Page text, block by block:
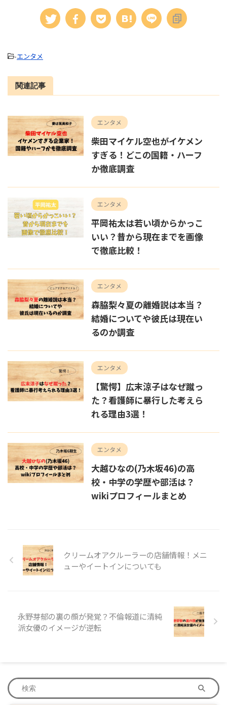
-エンタメ
関連記事
エンタメ
柴田マイケル空也がイケメン
すぎる！どこの国籍・ハーフ
か徹底調査
エンタメ
平岡祐太は若い頃からかっこ
いい？昔から現在までを画像
で徹底比較！
エンタメ
森脇梨々夏の離婚説は本当？
結婚についてや彼氏は現在い
るのか調査
エンタメ
【驚愕】広末涼子はなぜ蹴っ
た？看護師に暴行した考えら
れる理由3選！
エンタメ
大越ひなの(乃木坂46)の高
校・中学の学歴や部活は？
wikiプロフィールまとめ
クリームオアクルーラーの店舗情報！メニ
ューやイートインについても
永野芽郁の裏の顔が発覚？不倫報道に清純
派女優のイメージが逆転